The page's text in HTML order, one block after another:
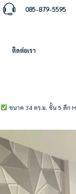
085-879-5595
ติดต่อเรา
ขนาด 34 ตร.ม. ชั้น 5 ตึก H